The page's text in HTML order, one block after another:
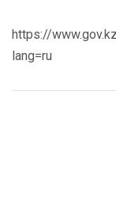
https://
lang=ru